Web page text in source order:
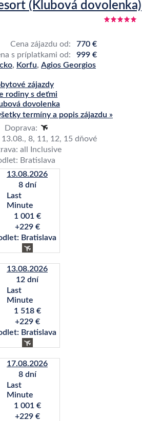
(Klubová dovolenka)
Cena zájazdu od:
770 €
s príplatkami od:
999 €
, Korfu, Agios Georgios
zájazdy
rodiny s deťmi
dovolenka
termíny a popis zájazdu »
Doprava:
8, 11, 12, 15 dňové
all Inclusive
Bratislava
13.08.2026
8 dní
Last
Minute
1 001 €
+229 €
Bratislava
13.08.2026
12 dní
Last
Minute
1 518 €
+229 €
Bratislava
17.08.2026
8 dní
Last
Minute
1 001 €
+229 €